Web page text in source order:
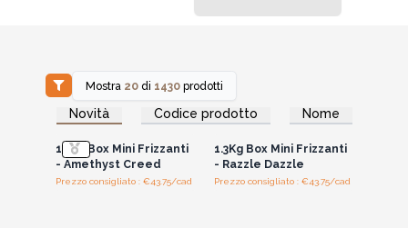
Mostra 20 di 1430 prodotti
Novità Codice prodotto Nome
Accedi per vedere
i prezzi all'ingrosso
1.3Kg Box Mini Frizzanti
- Amethyst Creed
Prezzo consigliato : €43.75/cad
Accedi per vedere
i prezzi all'ingrosso
1.3Kg Box Mini Frizzanti
- Razzle Dazzle
Prezzo consigliato : €43.75/cad